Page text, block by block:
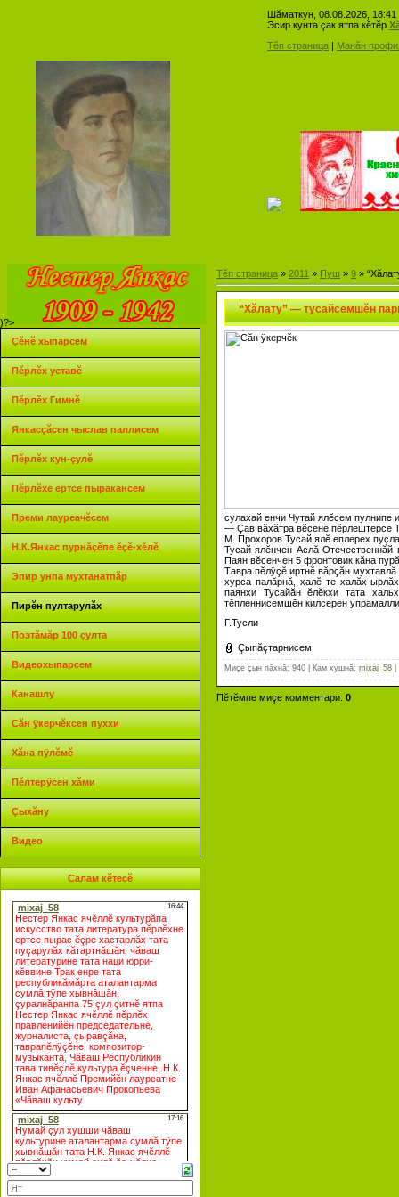
Шăматкун, 08.08.2026, 18:41
Эсир кунта çак ятпа кĕтĕр
Тĕп страница | Манăн
)?>
Çĕнĕ хыпарсем
Пĕрлĕх уставĕ
Пĕрлĕх Гимнĕ
Янкасçăсен чыслав паллисем
Пĕрлĕх кун-çулĕ
Пĕрлĕхе ертсе пыракансем
Преми лауреачĕсем
Н.К.Янкас пурнăçĕпе ĕçĕ-хĕлĕ
Эпир унпа мухтанатпăр
Пирĕн пултарулăх
Поэтăмăр 100 çулта
Видеохыпарсем
Канашлу
Сăн ÿкерчĕксен пуххи
Хăна пÿлĕмĕ
Пĕлтерÿсен хăми
Çыхăну
Видео
Салам кĕтесĕ
Тĕп страница » 2011 » Пуш » 9 »
“Хăлату” — тусайсемшĕн
сулахай енчи Чутай ялĕсем пулнипе
— Çав вăхăтра вĕсене пĕрлештерсе
М. Прохоров Тусай ялĕ еплерех
Тусай ялĕнчен Аслă
Паян вĕсенчен 5 фронтовик кăна
Тавра пĕлÿçĕ иртнĕ вăрçăн
хурса палăрнă, халĕ те халăх
паянхи Тусайăн ĕлĕкхи тата
тĕпленнисемшĕн килсерен
Г.Тусли
Çыпăçтарнисем:
Миçе çын пăхнă: 940 | Кам хушнă: mixaj_58
Пĕтĕмпе миçе комментари: 0